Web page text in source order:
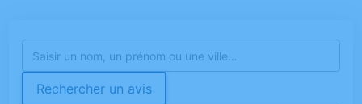
Rechercher un avis